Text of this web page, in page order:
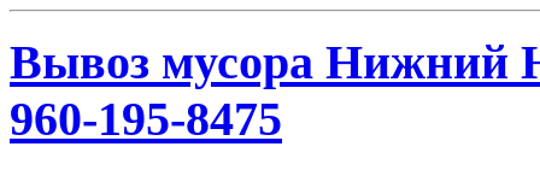
Вывоз мусора Нижний
960-195-8475